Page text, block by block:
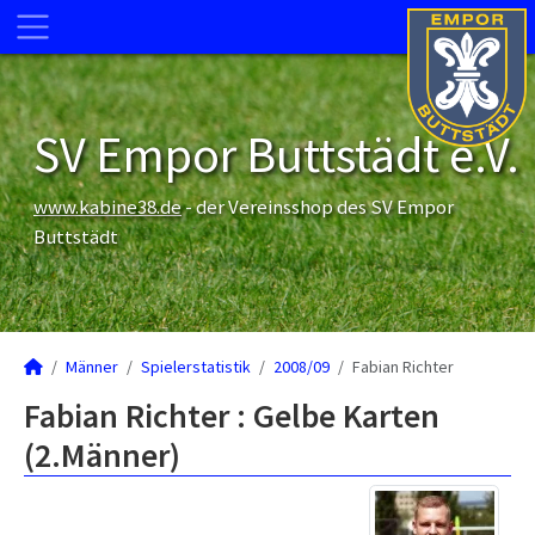
SV Empor Buttstädt e.V.
www.kabine38.de- der Vereinsshop des SV Empor
Buttstädt
Männer Spielerstatistik 2008/09 Fabian Richter
Fabian Richter : Gelbe Karten
(2.Männer)